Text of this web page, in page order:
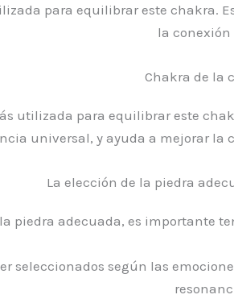
para equilibrar este chakra.
la conexión
Chakra de la
utilizada para equilibrar este
universal, y ayuda a mejorar
La elección de la piedra
piedra adecuada, es importante
seleccionados según las